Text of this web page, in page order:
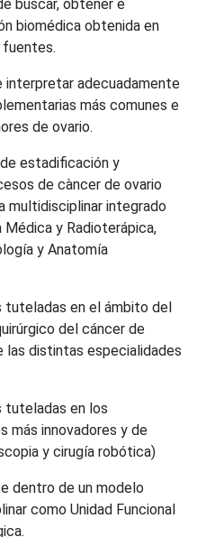
buscar, obtener e
biomédica obtenida en
interpretar adecuadamente
más comunes e
de ovario.
estadificación y
de càncer de ovario
multidisciplinar integrado
Médica y Radioterápica,
y Anatomía
tuteladas en el ámbito del
del cáncer de
las distintas especialidades
tuteladas en los
más innovadores y de
y cirugía robótica)
dentro de un modelo
como Unidad Funcional